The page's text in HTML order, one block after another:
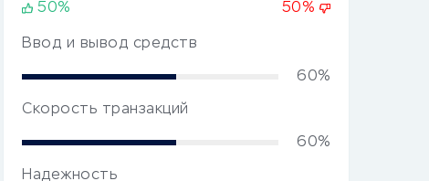
50% 50%
Ввод и вывод средств
60%
Скорость транзакций
60%
Надежность